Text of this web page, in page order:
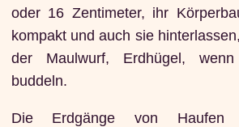
oder 16 Zentimeter, ihr
kompakt und auch sie
der Maulwurf, Erdhügel,
buddeln.
Die Erdgänge von Haufen